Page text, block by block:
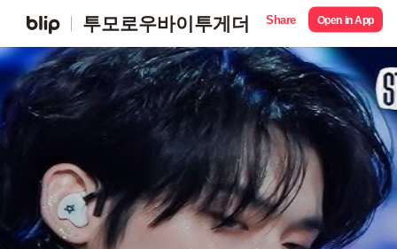
투모로우바이투게더 Share Open in App